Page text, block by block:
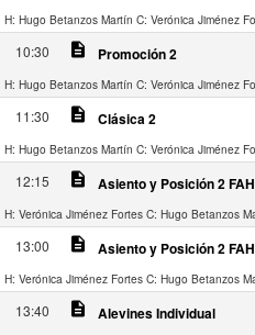
H: Hugo Betanzos Martín C: Verónica Jiménez
10:30 description Promoción 2
H: Hugo Betanzos Martín C: Verónica Jiménez
11:30 description Clásica 2
H: Hugo Betanzos Martín C: Verónica Jiménez
12:15 description Asiento y Posición 2
H: Verónica Jiménez Fortes C: Hugo Betanzos
13:00 description Asiento y Posición 2
H: Verónica Jiménez Fortes C: Hugo Betanzos
13:40 description Alevines Individual